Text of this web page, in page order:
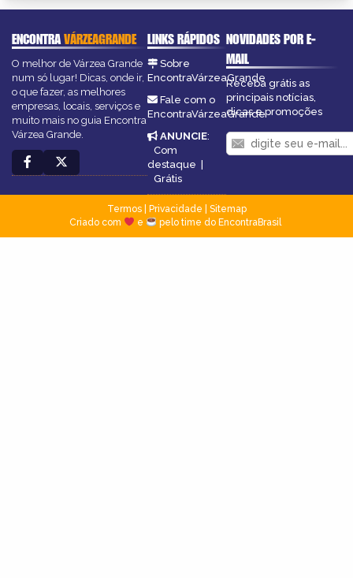
ENCONTRAVÁRZEAGRANDE
O melhor de Várzea Grande
num só lugar! Dicas, onde ir,
o que fazer, as melhores
empresas, locais, serviços e
muito mais no guia Encontra
Várzea Grande.
LINKS RÁPIDOS
Sobre
EncontraVárzeaGrande
Fale com o
EncontraVárzeaGrande
ANUNCIE:
Com
destaque |
Grátis
NOVIDADES POR E-
MAIL
Receba grátis as
principais notícias,
dicas e promoções
Termos| Privacidade
Sitemap
Criado com
e pelo time do EncontraBrasil